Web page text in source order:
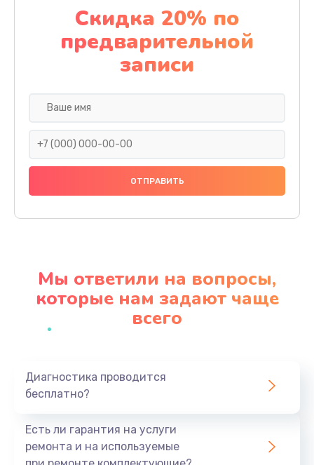
Замена материнской платы
1100 руб.
Заказать
Замена праймера
1000 руб.
Заказать
Профилактическая чистка
Заказать
Скидка 20% по
предварительной
записи
Мы ответили на вопросы,
которые нам задают чаще
всего
Диагностика проводится
бесплатно?
Есть ли гарантия на услуги
ремонта и на используемые